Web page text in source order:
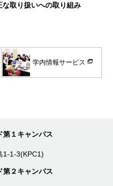
取り扱いへの取り組み
学内情報サービス
第１キャンパス
1-1-3(KPC1)
第２キャンパス